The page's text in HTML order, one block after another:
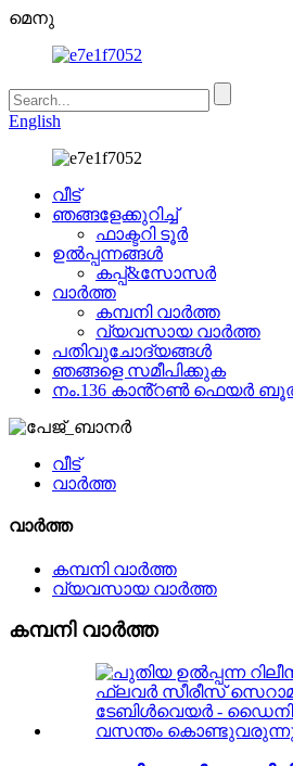
മെനു
English
വീട്
ഞങ്ങളേക്കുറിച്ച്
ഫാക്ടറി ടൂർ
ഉൽപ്പന്നങ്ങൾ
കപ്പ്&സോസർ
വാർത്ത
കമ്പനി വാർത്ത
വ്യവസായ വാർത്ത
പതിവുചോദ്യങ്ങൾ
ഞങ്ങളെ സമീപിക്കുക
നം.136 കാൻ്റൺ ഫെയർ ബൂത്ത്
വീട്
വാർത്ത
വാർത്ത
കമ്പനി വാർത്ത
വ്യവസായ വാർത്ത
കമ്പനി വാർത്ത